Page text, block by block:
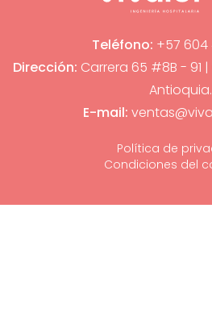
Teléfono: +57 604
Dirección: Carrera 65 #8B - 91
Antioquia.
E-mail:
Política de
Condiciones del